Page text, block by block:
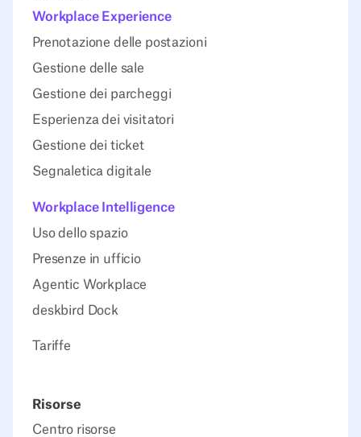
Workplace Experience
Prenotazione delle postazioni
Gestione delle sale
Gestione dei parcheggi
Esperienza dei visitatori
Gestione dei ticket
Segnaletica digitale
Workplace Intelligence
Uso dello spazio
Presenze in ufficio
Agentic Workplace
deskbird Dock
Tariffe
Risorse
Centro risorse